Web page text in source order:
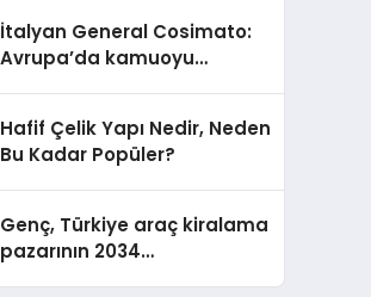
İtalyan General Cosimato:
Avrupa’da kamuoyu
Hafif Çelik Yapı Nedir, Neden
Bu Kadar Popüler?
Genç, Türkiye araç kiralama
pazarının 2034